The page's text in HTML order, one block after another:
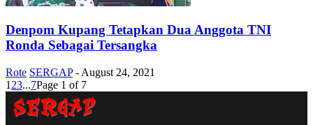
Denpom Kupang Tetapkan Dua Anggota TNI
Ronda Sebagai Tersangka
Rote SERGAP - August 24, 2021
1 23...7Page 1 of 7